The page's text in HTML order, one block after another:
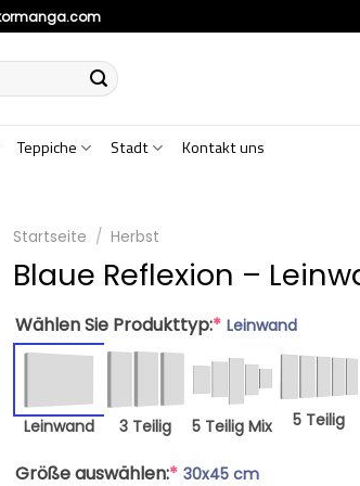
Teppiche Stadt Kontakt uns
Startseite / Herbst
Blaue Reflexion –
Wählen Sie Produkttyp:* Leinwand
Leinwand 3 Teilig 5 Teilig Mix 5 Teilig
Größe auswählen:* 30x45 cm